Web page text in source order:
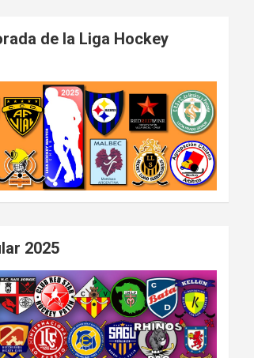
de la Liga Hockey
2025